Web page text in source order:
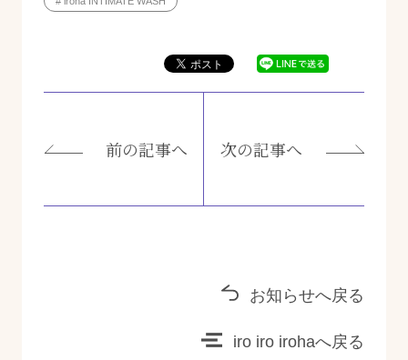
前の記事へ 次の記事へ
お知らせへ戻る
iro iro irohaへ戻る